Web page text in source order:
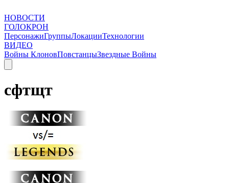
НОВОСТИ
ГОЛОКРОН
ПерсонажиГруппыЛокацииТехнологии
ВИДЕО
Войны КлоновПовстанцыЗвездные Войны
сфтщт